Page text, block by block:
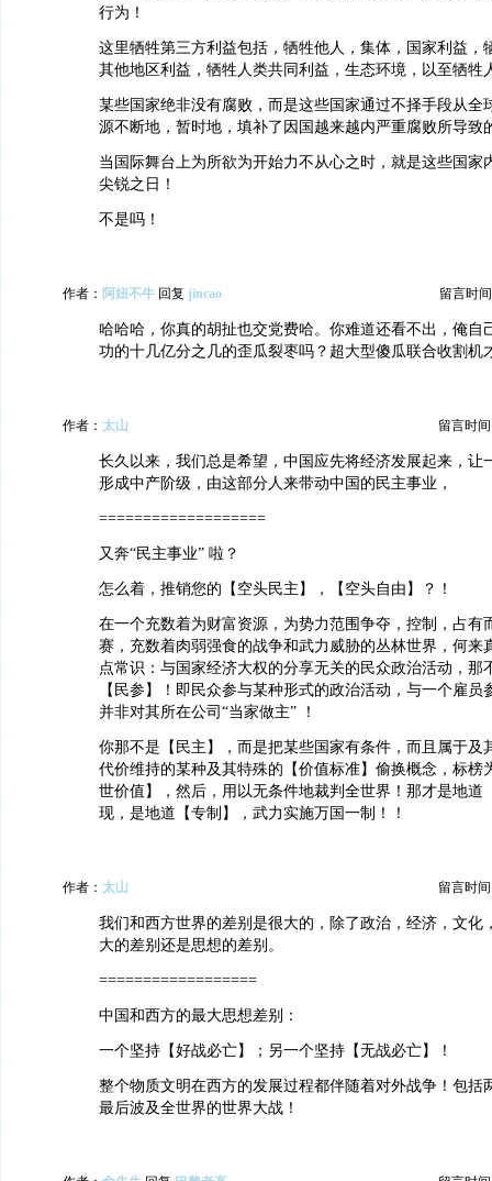
行为！
这里牺牲第三方利益包括，牺牲他人，集体，国家利益，
其他地区利益，牺牲人类共同利益，生态环境，以至牺牲
某些国家绝非没有腐败，而是这些国家通过不择手段从全
源不断地，暂时地，填补了因国越来越内严重腐败所导致
当国际舞台上为所欲为开始力不从心之时，就是这些国家
尖锐之日！
不是吗！
作者： 阿妞不牛 回复 jincao 留言时
哈哈哈，你真的胡扯也交党费哈。你难道还看不出，俺自
功的十几亿分之几的歪瓜裂枣吗？超大型傻瓜联合收割机
作者： 太山 留言时间
长久以来，我们总是希望，中国应先将经济发展起来，让
形成中产阶级，由这部分人来带动中国的民主事业，
===================
又奔“民主事业” 啦？
怎么着，推销您的【空头民主】，【空头自由】？！
在一个充数着为财富资源，为势力范围争夺，控制，占有
赛，充数着肉弱强食的战争和武力威胁的丛林世界，何来
点常识：与国家经济大权的分享无关的民众政治活动，那
【民参】！即民众参与某种形式的政治活动，与一个雇员
并非对其所在公司“当家做主” ！
你那不是【民主】，而是把某些国家有条件，而且属于及
代价维持的某种及其特殊的【价值标准】偷换概念，标榜
世价值】，然后，用以无条件地裁判全世界！那才是地道
现，是地道【专制】，武力实施万国一制！！
作者： 太山 留言时间
我们和西方世界的差别是很大的，除了政治，经济，文化
大的差别还是思想的差别。
==================
中国和西方的最大思想差别：
一个坚持【好战必亡】；另一个坚持【无战必亡】！
整个物质文明在西方的发展过程都伴随着对外战争！包括
最后波及全世界的世界大战！